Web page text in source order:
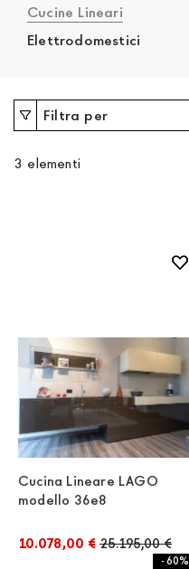
Cucine Lineari
Elettrodomestici
3 elementi
Cucina Lineare LAGO
modello 36e8
10.078,00 € 25.195,00 €
- 60%
Filtra per